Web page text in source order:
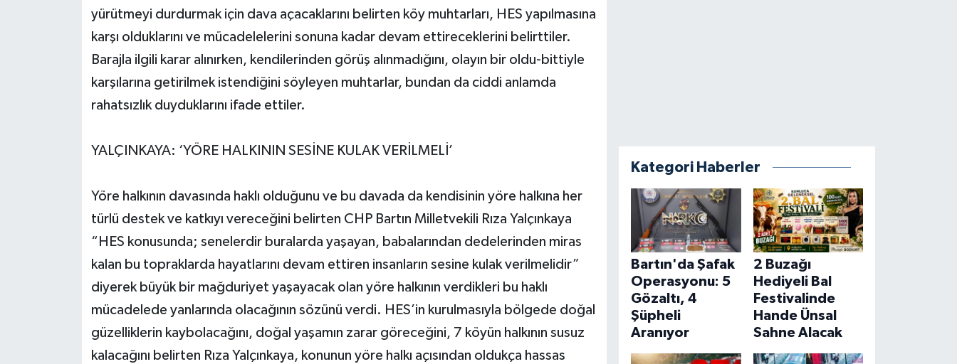
yürütmeyi durdurmak için dava açacaklarını belirten köy muhtarları, HES yapılmasına
karşı olduklarını ve mücadelelerini sonuna kadar devam ettireceklerini belirttiler.
Barajla ilgili karar alınırken, kendilerinden görüş alınmadığını, olayın bir oldu-bittiyle
karşılarına getirilmek istendiğini söyleyen muhtarlar, bundan da ciddi anlamda
rahatsızlık duyduklarını ifade ettiler.
YALÇINKAYA: ‘YÖRE HALKININ SESİNE KULAK VERİLMELİ’
Yöre halkının davasında haklı olduğunu ve bu davada da kendisinin yöre halkına her
türlü destek ve katkıyı vereceğini belirten CHP Bartın Milletvekili Rıza Yalçınkaya
“HES konusunda; senelerdir buralarda yaşayan, babalarından dedelerinden miras
kalan bu topraklarda hayatlarını devam ettiren insanların sesine kulak verilmelidir”
diyerek büyük bir mağduriyet yaşayacak olan yöre halkının verdikleri bu haklı
mücadelede yanlarında olacağının sözünü verdi. HES’in kurulmasıyla bölgede doğal
güzelliklerin kaybolacağını, doğal yaşamın zarar göreceğini, 7 köyün halkının susuz
kalacağını belirten Rıza Yalçınkaya, konunun yöre halkı açısından oldukça hassas
Kategori Haberler
Bartın'da Şafak
Operasyonu: 5
Gözaltı, 4
Şüpheli
Aranıyor
2 Buzağı
Hediyeli Bal
Festivalinde
Hande Ünsal
Sahne Alacak